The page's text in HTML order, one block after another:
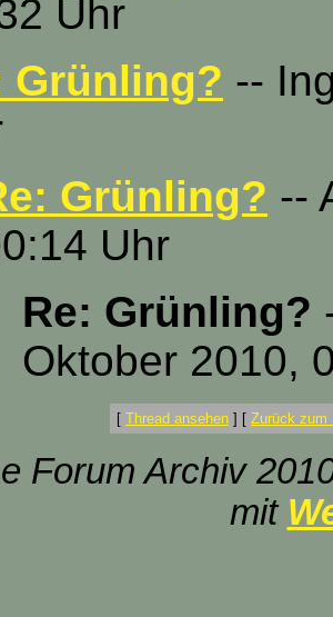
Uhr
Grünling? --
Grünling? --
Uhr
Re: Grünling?
Oktober 2010,
[ Thread ansehen ] [ Zurück zum
Forum Archiv
mit